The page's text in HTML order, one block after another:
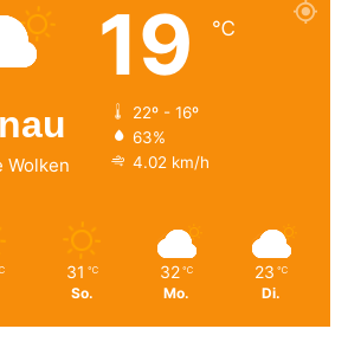
Wolken
19 ℃
22º - 16º
63%
4.02 km/h
31 ℃
So.
32 ℃
Mo.
23 ℃
Di.